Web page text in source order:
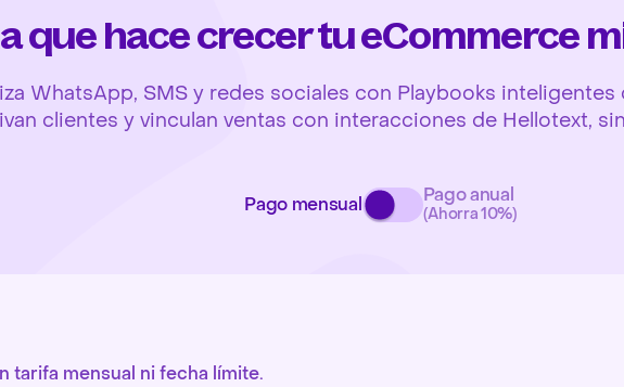
que hace crecer tu eCommerce
WhatsApp, SMS y redes sociales con Playbooks
clientes y vinculan ventas con interacciones de Hellotext,
Pago mensual Pago anual
(Ahorra 10%)
tarifa mensual ni fecha límite.